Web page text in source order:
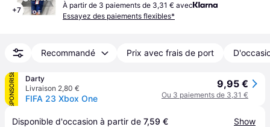
+7
À partir de 3 paiements de 3,31 € avec
Essayez des paiements flexibles*
Recommandé Prix avec frais de port
SPONSORISÉ
Darty
Livraison 2,80 €
FIFA 23 Xbox One
9,95 €
Ou 3 paiements de 3,31 €
Disponible d'occasion à partir de 7,59 € Show